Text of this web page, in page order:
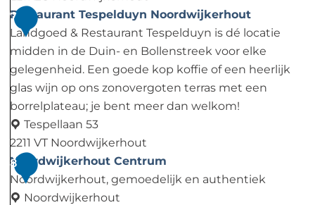
s
B
e
r
g
e
n
D
a
l
D
e
V
o
l
i
è
r
e
7
Restaurant Tespelduyn Noordwijkerhout
Landgoed & Restaurant Tespelduyn is dé locatie
midden in de Duin- en Bollenstreek voor elke
gelegenheid. Een goede kop koffie of een heerlijk
glas wijn op ons zonovergoten terras met een
borrelplateau; je bent meer dan welkom!
Tespellaan 53
2211 VT Noordwijkerhout
R
e
s
8
Noordwijkerhout Centrum
Noordwijkerhout, gemoedelijk en authentiek
Noordwijkerhout